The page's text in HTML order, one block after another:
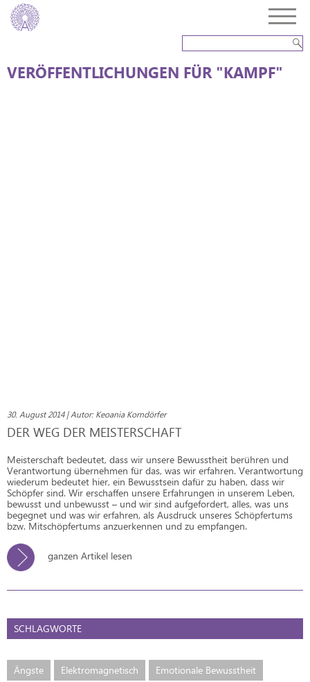
VERÖFFENTLICHUNGEN FÜR "KAMPF"
30. August 2014 | Autor: Keoania Korndörfer
DER WEG DER MEISTERSCHAFT
Meisterschaft bedeutet, dass wir unsere Bewusstheit berühren und
Verantwortung übernehmen für das, was wir erfahren. Verantwortung
wiederum bedeutet hier, ein Bewusstsein dafür zu haben, dass wir
Schöpfer sind. Wir erschaffen unsere Erfahrungen in unserem Leben,
bewusst und unbewusst – und wir sind aufgefordert, alles, was uns
begegnet und was wir erfahren, als Ausdruck unseres Schöpfertums
bzw. Mitschöpfertums anzuerkennen und zu empfangen.
ganzen Artikel lesen
SCHLAGWORTE
Ängste Elektromagnetisch
Emotionale Bewusstheit